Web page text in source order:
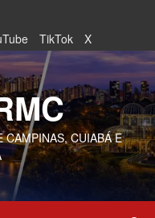
TikTok X
CAMPINAS, CUIABÁ E